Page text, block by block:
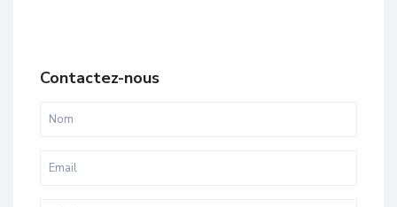
Contactez-nous